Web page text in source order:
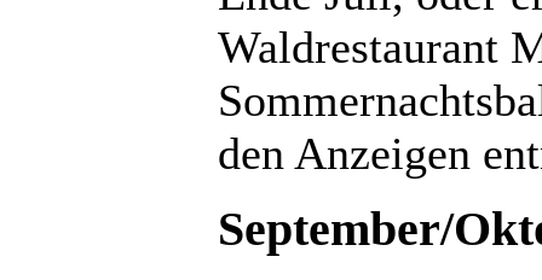
Waldrestaurant
den Anzeigen
September/